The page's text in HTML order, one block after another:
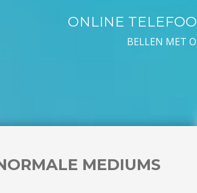
ONLINE
BELLEN MET
MEDIUMS